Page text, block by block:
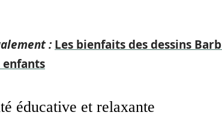
: Les bienfaits des dessins
éducative et relaxante